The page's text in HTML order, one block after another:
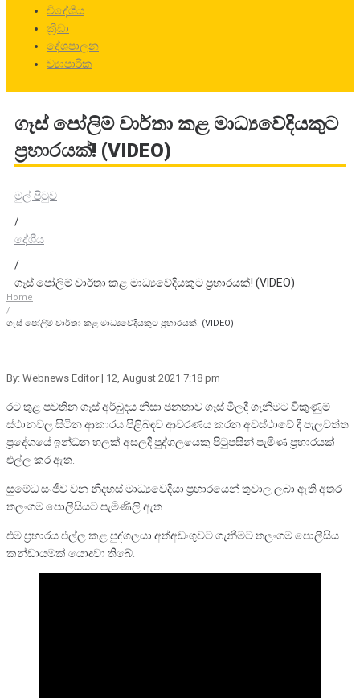
විදේශීය
ක්‍රීඩා
දේශපාලන
ව්‍යාපාරික
ගෑස් පෝලිම් වාර්තා කළ මාධ්‍යවේදියකුට
ප්‍රහාරයක්! (VIDEO)
මුල් පිටුව
/
දේශීය
/
ගෑස් පෝලිම් වාර්තා කළ මාධ්‍යවේදියකුට ප්‍රහාරයක්! (VIDEO)
Home
/
ගෑස් පෝලිම් වාර්තා කළ මාධ්‍යවේදියකුට ප්‍රහාරයක්! (VIDEO)
By: Webnews Editor | 12, August 2021 7:18 pm
රට තුළ පවතින ගෑස් අර්බුදය නිසා ජනතාව ගෑස් මිලදී ගැනිමට විකුණුම්
ස්ථානවල සිටින ආකාරය පිළිබඳව ආවරණය කරන අවස්ථාවේ දී පැලවත්ත
ප්‍රදේශයේ ඉන්ධන හලක් අසලදී පුද්ගලයෙකු පිටුපසින් පැමිණ ප්‍රහාරයක්
එල්ල කර ඇත.
සුමේධ සංජීව වන නිදහස් මාධ්‍යවෙදියා ප්‍රහාරයෙන් තුවාල ලබා ඇති අතර
තලංගම පොලීසියට පැමිණිලි ඇත.
එම ප්‍රහාරය එල්ල කළ පුද්ගලයා අත්අඩංගුවට ගැනීමට තලංගම පොලීසිය
කන්ඩායමක් යොදවා තිබේ.